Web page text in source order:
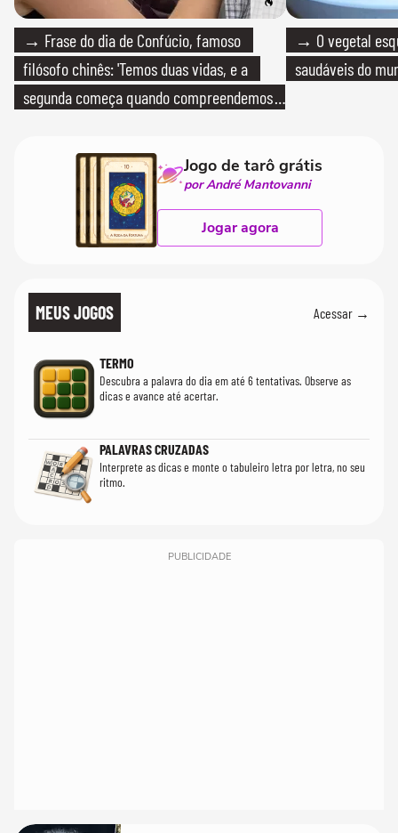
→ Frase do dia de Confúcio, famoso
filósofo chinês: 'Temos duas vidas, e a
segunda começa quando compreendemos
→ O vegetal
saudáveis do
Jogo de tarô grátis
por André Mantovanni
Jogar agora
MEUS JOGOS Acessar →
TERMO
Descubra a palavra do dia em até 6 tentativas. Observe as
dicas e avance até acertar.
PALAVRAS CRUZADAS
Interprete as dicas e monte o tabuleiro letra por letra, no seu
ritmo.
PUBLICIDADE